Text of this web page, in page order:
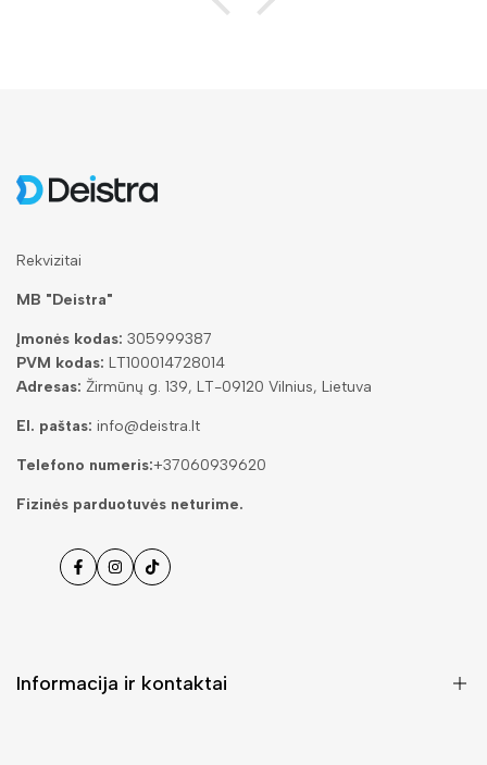
Rekvizitai
MB "Deistra"
Įmonės kodas: 305999387
PVM kodas: LT100014728014
Adresas: Žirmūnų g. 139, LT-09120 Vilnius, Lietuva
El. paštas: info@deistra.lt
Telefono numeris:+37060939620
Fizinės parduotuvės neturime.
FacebookInstagramas
Tiktok
Informacija ir kontaktai